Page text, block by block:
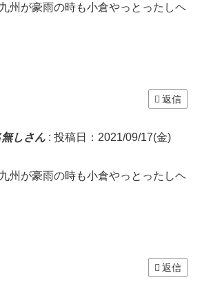
州が豪雨の時も小倉やっとったしヘ
返信
しさん : 投稿日：2021/09/17(金)
州が豪雨の時も小倉やっとったしヘ
返信